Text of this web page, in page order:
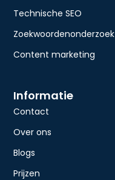
Technische SEO
Zoekwoordenonderzoek
Content marketing
Informatie
Contact
Over ons
Blogs
Prijzen